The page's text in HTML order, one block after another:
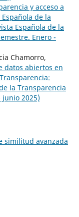
y acceso a
Española de la
Española de la
Enero -
Chamorro,
datos abiertos en
la Transparencia
junio 2025)
similitud avanzada